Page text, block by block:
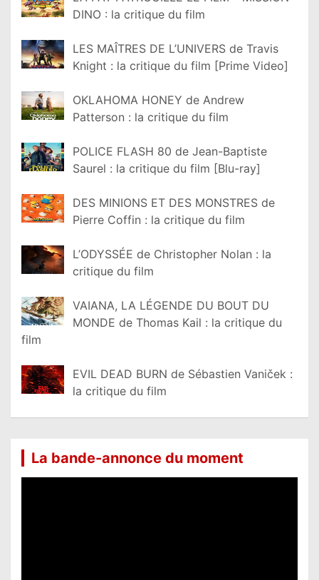
DINO : la critique du film
LES MAÎTRES DE L’UNIVERS de Travis
Knight : la critique du film [Prime Video]
OKLAHOMA HONEY de Andrew
Patterson : la critique du film
POLICE FLASH 80 de Jean-Baptiste
Saurel : la critique du film [Blu-ray]
DES MINIONS ET DES MONSTRES de
Pierre Coffin : la critique du film
L’ODYSSÉE de Christopher Nolan : la
critique du film
VAIANA, LA LÉGENDE DU BOUT DU
MONDE de Thomas Kail : la critique du
film
EVIL DEAD BURN de Sébastien Vaniček :
la critique du film
La bande-annonce du moment